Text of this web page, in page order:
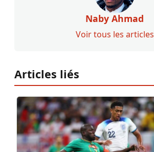
Naby Ahmad
Voir tous les articles
Articles liés